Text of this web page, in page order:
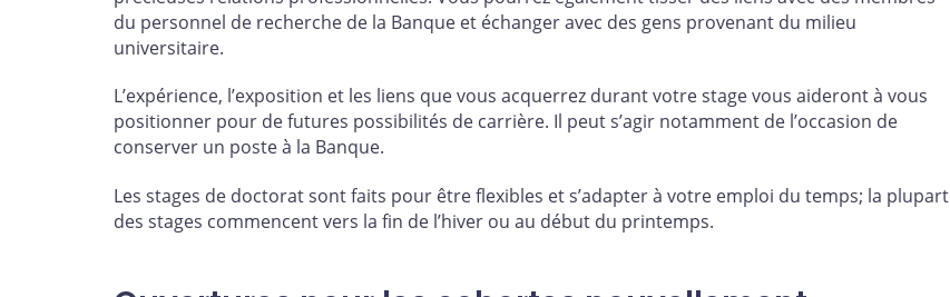
du personnel de recherche de la Banque et échanger avec des gens provenant du milieu
universitaire.
L’expérience, l’exposition et les liens que vous acquerrez durant votre stage vous aideront à vous
positionner pour de futures possibilités de carrière. Il peut s’agir notamment de l’occasion de
conserver un poste à la Banque.
Les stages de doctorat sont faits pour être flexibles et s’adapter à votre emploi du temps; la plupart
des stages commencent vers la fin de l’hiver ou au début du printemps.